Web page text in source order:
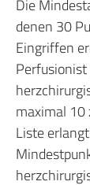
Die
denen 30
Eingriffen
Perfusionist
maximal 10
Liste